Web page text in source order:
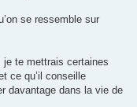
se ressemble sur
te mettrais certaines
ce qu’il conseille
davantage dans la vie de